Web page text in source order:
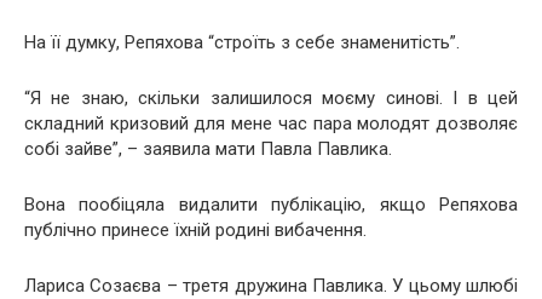
На її думку, Репяхова “строїть з себе знаменитість”.
“Я не знаю, скільки залишилося моєму синові. І в цей
складний кризовий для мене час пара молодят дозволяє
собі зайве”, – заявила мати Павла Павлика.
Вона пообіцяла видалити публікацію, якщо Репяхова
публічно принесе їхній родині вибачення.
Лариса Созаєва – третя дружина Павлика. У цьому шлюбі